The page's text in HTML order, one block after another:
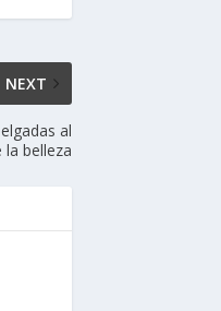
NEXT
al
la belleza